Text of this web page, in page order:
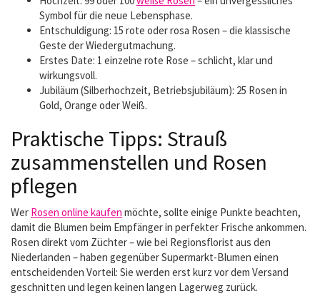
Symbol für die neue Lebensphase.
Entschuldigung: 15 rote oder rosa Rosen – die klassische
Geste der Wiedergutmachung.
Erstes Date: 1 einzelne rote Rose – schlicht, klar und
wirkungsvoll.
Jubiläum (Silberhochzeit, Betriebsjubiläum): 25 Rosen in
Gold, Orange oder Weiß.
Praktische Tipps: Strauß
zusammenstellen und Rosen
pflegen
Wer Rosen online kaufen möchte, sollte einige Punkte beachten,
damit die Blumen beim Empfänger in perfekter Frische ankommen.
Rosen direkt vom Züchter – wie bei Regionsflorist aus den
Niederlanden – haben gegenüber Supermarkt-Blumen einen
entscheidenden Vorteil: Sie werden erst kurz vor dem Versand
geschnitten und legen keinen langen Lagerweg zurück.